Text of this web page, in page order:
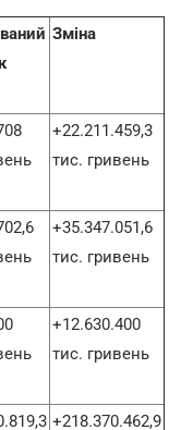
Зміна
+22.211.459,3
тис. гривень
+35.347.051,6
тис. гривень
+12.630.400
тис. гривень
+218.370.462,9